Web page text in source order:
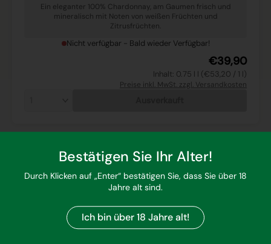
Ein eleganter 100% Chardonnay, am Gaumen frisch und
mineralisch mit Noten von weißen Früchten und
Zitrusfrüchten.
Nicht verfügbar - Bald wieder Verfügbar!
€39,90
Inhalt: 0.75 l l (€53,20 / 1 l)
Preise inkl. MwSt. zzgl. Versandkosten
Bestätigen Sie Ihr Alter!
Durch Klicken auf „Enter“ bestätigen Sie, dass Sie über 18
Jahre alt sind.
Ich bin über 18 Jahre alt!